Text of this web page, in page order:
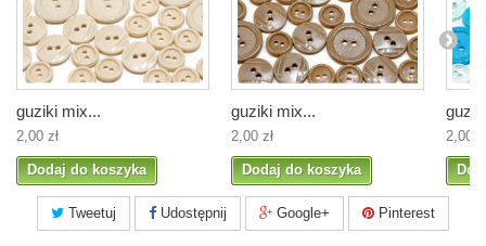
guziki mix...
2,00 zł
Dodaj do koszyka
guziki mix...
2,00 zł
Dodaj do koszyka
2,00
Tweetuj Udostępnij Google+ Pinterest